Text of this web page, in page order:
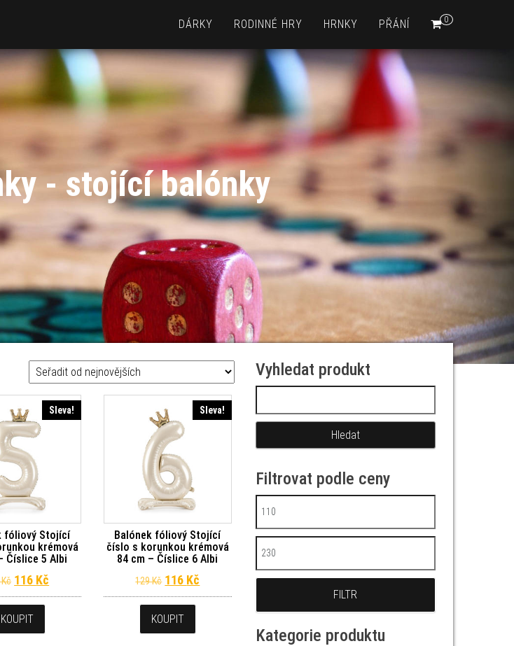
0
DÁRKY RODINNÉ HRY HRNKY PŘÁNÍ
- stojící balónky
Kč.
Sleva!
fóliový Stojící
krémová
Číslice 5 Albi
Kč Původní cena byla: 129 Kč.
116 Kč Aktuální cena je: 116 Kč.
KOUPIT
Sleva!
Balónek fóliový Stojící
číslo s korunkou krémová
84 cm – Číslice 6 Albi
129Kč Původní cena byla: 129 Kč.
116 Kč Aktuální cena je: 116 Kč.
KOUPIT
Vyhledat produkt
Filtrovat podle ceny
Minimální cena
Maximální cena
FILTR
Kategorie produktu